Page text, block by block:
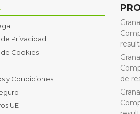
Privacidad
Cookies
y Condiciones
UE
de